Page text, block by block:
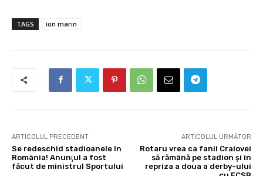
TAGS ion marin
ARTICOLUL PRECEDENT
Se redeschid stadioanele în
România! Anunţul a fost
făcut de ministrul Sportului
ARTICOLUL URMĂTOR
Rotaru vrea ca fanii Craiovei
să rămână pe stadion și în
repriza a doua a derby-ului